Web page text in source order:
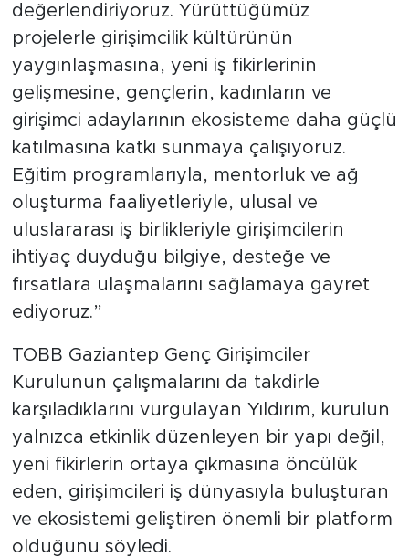
değerlendiriyoruz. Yürüttüğümüz
projelerle girişimcilik kültürünün
yaygınlaşmasına, yeni iş fikirlerinin
gelişmesine, gençlerin, kadınların ve
girişimci adaylarının ekosisteme daha güçlü
katılmasına katkı sunmaya çalışıyoruz.
Eğitim programlarıyla, mentorluk ve ağ
oluşturma faaliyetleriyle, ulusal ve
uluslararası iş birlikleriyle girişimcilerin
ihtiyaç duyduğu bilgiye, desteğe ve
fırsatlara ulaşmalarını sağlamaya gayret
ediyoruz.”
TOBB Gaziantep Genç Girişimciler
Kurulunun çalışmalarını da takdirle
karşıladıklarını vurgulayan Yıldırım, kurulun
yalnızca etkinlik düzenleyen bir yapı değil,
yeni fikirlerin ortaya çıkmasına öncülük
eden, girişimcileri iş dünyasıyla buluşturan
ve ekosistemi geliştiren önemli bir platform
olduğunu söyledi.